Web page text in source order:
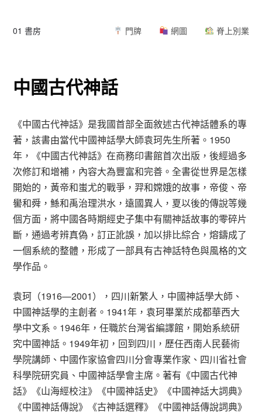
01 書房 門牌 網圖 脊上別業
中國古代神話
《中國古代神話》是我國首部全面敘述古代神話體系的專
著，該書由當代中國神話學大師袁珂先生所著。1950
年，《中國古代神話》在商務印書館首次出版，後經過多
次修訂和增補，內容大為豐富和完善。全書從世界是怎樣
開始的，黃帝和蚩尤的戰爭，羿和嫦娥的故事，帝俊、帝
嚳和舜，鯀和禹治理洪水，遠國異人，夏以後的傳說等幾
個方面，將中國各時期經史子集中有關神話故事的零碎片
斷，通過考辨真偽，訂正訛誤，加以排比綜合，熔鑄成了
一個系統的整體，形成了一部具有古神話特色與風格的文
學作品。
袁珂（1916—2001），四川新繁人，中國神話學大師、
中國神話學的主創者。1941年，袁珂畢業於成都華西大
學中文系。1946年，任職於台灣省編譯館，開始系統研
究中國神話。1949年初，回到四川，歷任西南人民藝術
學院講師、中國作家協會四川分會專業作家、四川省社會
科學院研究員、中國神話學會主席。著有《中國古代神
話》《山海經校注》《中國神話史》《中國神話大詞典》
《中國神話傳說》《古神話選釋》《中國神話傳說詞典》